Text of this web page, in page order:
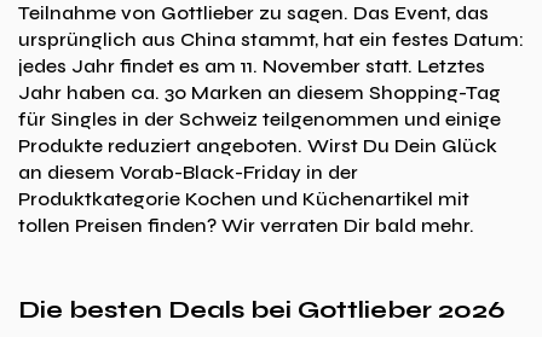
Teilnahme von Gottlieber zu sagen. Das Event, das
ursprünglich aus China stammt, hat ein festes Datum:
jedes Jahr findet es am 11. November statt. Letztes
Jahr haben ca. 30 Marken an diesem Shopping-Tag
für Singles in der Schweiz teilgenommen und einige
Produkte reduziert angeboten. Wirst Du Dein Glück
an diesem Vorab-Black-Friday in der
Produktkategorie Kochen und Küchenartikel mit
tollen Preisen finden? Wir verraten Dir bald mehr.
Die besten Deals bei Gottlieber 2026